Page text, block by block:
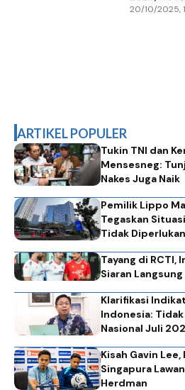
Surabaya
20/10/2025,
ARTIKEL POPULER
Tukin TNI dan
Mensesneg:
Nakes Juga Naik
Pemilik Lippo
Tegaskan
Tidak Diperlukan
Tayang di RCTI,
Siaran
Klarifikasi
Indonesia:
Nasional Juli
Kisah Gavin
Singapura
Herdman